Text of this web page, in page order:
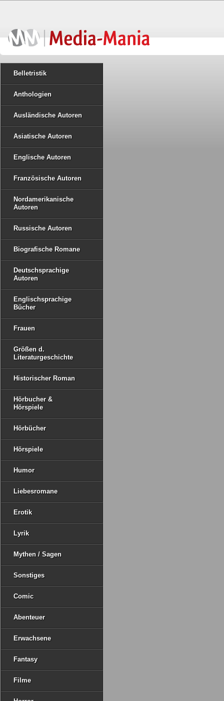
Belletristik
Anthologien
Ausländische Autoren
Asiatische Autoren
Englische Autoren
Französische Autoren
Nordamerikanische
Autoren
Russische Autoren
Biografische Romane
Deutschsprachige
Autoren
Englischsprachige
Bücher
Frauen
Größen d.
Literaturgeschichte
Historischer Roman
Hörbucher &
Hörspiele
Hörbücher
Hörspiele
Humor
Liebesromane
Erotik
Lyrik
Mythen / Sagen
Sonstiges
Comic
Abenteuer
Erwachsene
Fantasy
Filme